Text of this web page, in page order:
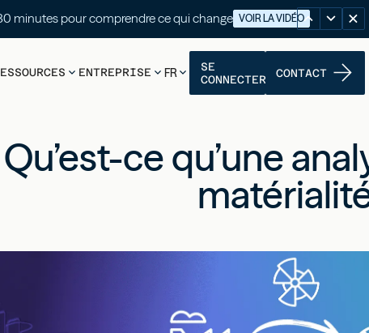
[Replay] Nouveaux ESRS : 30 minutes pour comprendre ce qui change VOIR LA VIDÉO
ENTREPRISE FR
SE
CONNECTER
CONTACT
Qu’est-ce qu’une